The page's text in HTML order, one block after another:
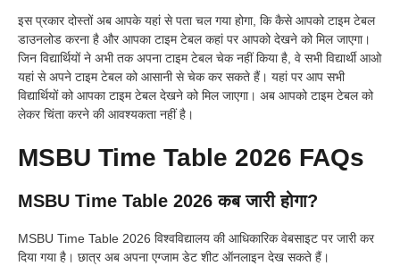
इस प्रकार दोस्तों अब आपके यहां से पता चल गया होगा, कि कैसे आपको टाइम टेबल
डाउनलोड करना है और आपका टाइम टेबल कहां पर आपको देखने को मिल जाएगा।
जिन विद्यार्थियों ने अभी तक अपना टाइम टेबल चेक नहीं किया है, वे सभी विद्यार्थी आओ
यहां से अपने टाइम टेबल को आसानी से चेक कर सकते हैं। यहां पर आप सभी
विद्यार्थियों को आपका टाइम टेबल देखने को मिल जाएगा। अब आपको टाइम टेबल को
लेकर चिंता करने की आवश्यकता नहीं है।
MSBU Time Table 2026 FAQs
MSBU Time Table 2026 कब जारी होगा?
MSBU Time Table 2026 विश्वविद्यालय की आधिकारिक वेबसाइट पर जारी कर
दिया गया है। छात्र अब अपना एग्जाम डेट शीट ऑनलाइन देख सकते हैं।